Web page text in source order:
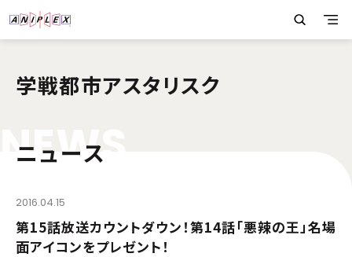
学戦都市アスタリスク
NEWS
ニュース
2016.04.15
第15話放送カウントダウン！第14話「悪辣の王」名場
面アイコンをプレゼント！